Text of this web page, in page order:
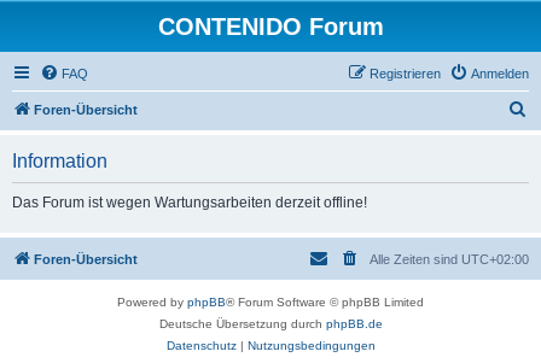
CONTENIDO Forum
FAQ Anmelden
Registrieren
Foren-Übersicht
Information
Das Forum ist wegen Wartungsarbeiten derzeit offline!
Foren-Übersicht Alle Zeiten sind UTC+02:00
Powered by phpBB® Forum Software © phpBB Limited
Deutsche Übersetzung durch phpBB.de
Datenschutz| Nutzungsbedingungen